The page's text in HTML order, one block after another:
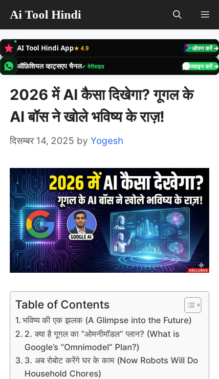
content
Ai Tool Hindi
AI Tool Hindi App★ 4.9 ओपन करें ➔
ऑफ़िशियल व्हाट्सएप चैनल✔ वेरीफाइड ज्वाइन करें ➔
2026 में AI कैसा दिखेगा? गूगल के
AI बॉस ने खोले भविष्य के राज़!
दिसम्बर 14, 2025 by Yogesh
Table of Contents
भविष्य की एक झलक (A Glimpse into the Future)
2. क्या है गूगल का “ओमनीमॉडल” प्लान? (What is
Google’s “Omnimodel” Plan?)
3. अब रोबोट करेंगे घर के काम (Now Robots Will Do
Household Chores)